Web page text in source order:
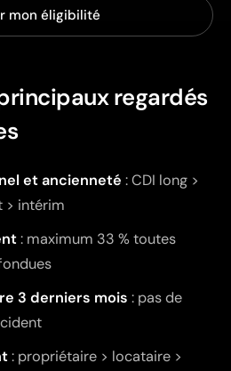
mon éligibilité
regardés
et ancienneté : CDI long >
> intérim
: maximum 33 % toutes
3 derniers mois : pas de
: propriétaire > locataire >